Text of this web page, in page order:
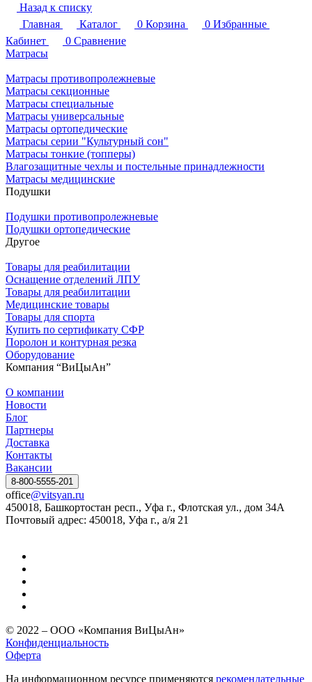
Назад к списку
Главная
Каталог 0 Корзина 0 Избранные
Кабинет
0 Сравнение
Матрасы
Матрасы противопролежневые
Матрасы секционные
Матрасы специальные
Матрасы универсальные
Матрасы ортопедические
Матрасы серии "Культурный сон"
Матрасы тонкие (топперы)
Влагозащитные чехлы и постельные принадлежности
Матрасы медицинские
Подушки
Подушки противопролежневые
Подушки ортопедические
Другое
Товары для реабилитации
Оснащение отделений ЛПУ
Товары для реабилитации
Медицинские товары
Товары для спорта
Купить по сертификату СФР
Поролон и контурная резка
Оборудование
Компания “ВиЦыАн”
О компании
Новости
Блог
Партнеры
Доставка
Контакты
Вакансии
8-800-5555-201
office@vitsyan.ru
450018, Башкортостан респ., Уфа г., Флотская ул., дом 34А
Почтовый адрес: 450018, Уфа г., а/я 21
© 2022 – ООО «Компания ВиЦыАн»
Конфиденциальность
Оферта
На информационном ресурсе применяются рекомендательные